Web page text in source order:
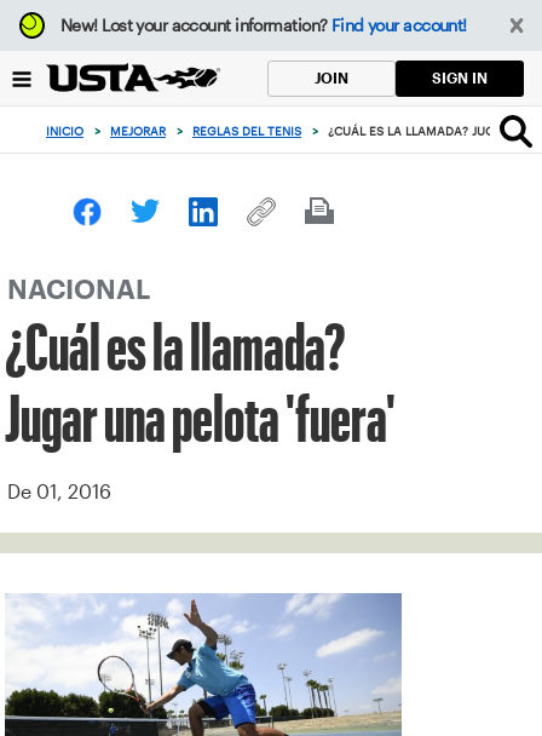
Enfoque
desde
botón
volver
principio
New!Lost your account information? Find your account!
JOIN SIGN IN
INICIO > MEJORAR > REGLAS DEL TENIS > ¿CUÁL ES LA LLAMADA? JUGAR UNA
NACIONAL
¿Cuál es la llamada?
Jugar una pelota 'fuera'
De 01, 2016